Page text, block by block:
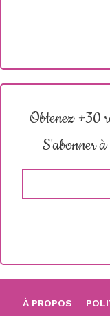
Obtenez +30
S'abonner
À PROPOS